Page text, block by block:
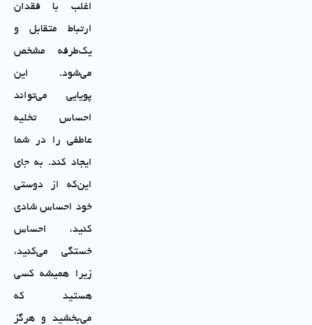
اغلب با فقدان
ارتباط متقابل و
یک‌طرفه مشخص
می‌شود. این
پویایی می‌تواند
احساس تخلیه
عاطفی را در شما
ایجاد کند. به جای
این‌که از دوستی
خود احساس شادی
کنید، احساس
خستگی می‌کنید،
زیرا همیشه کسی
هستید که
می‌بخشید و هرگز